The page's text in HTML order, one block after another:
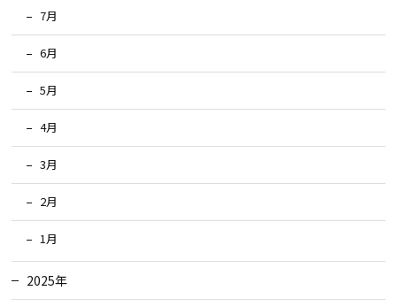
土地の上手な探し方
家づくりの資金計画
設計・施工品質管理
検査・アフターメンテナンス
家づくりのスケジュール
よくあるご質問 店舗紹介
7月
6月
5月
4月
3月
2月
1月
2025年